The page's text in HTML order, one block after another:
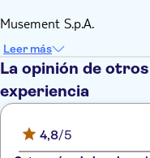
Musement S.p.A.
Leer más
La opinión de
experiencia
4,8/5